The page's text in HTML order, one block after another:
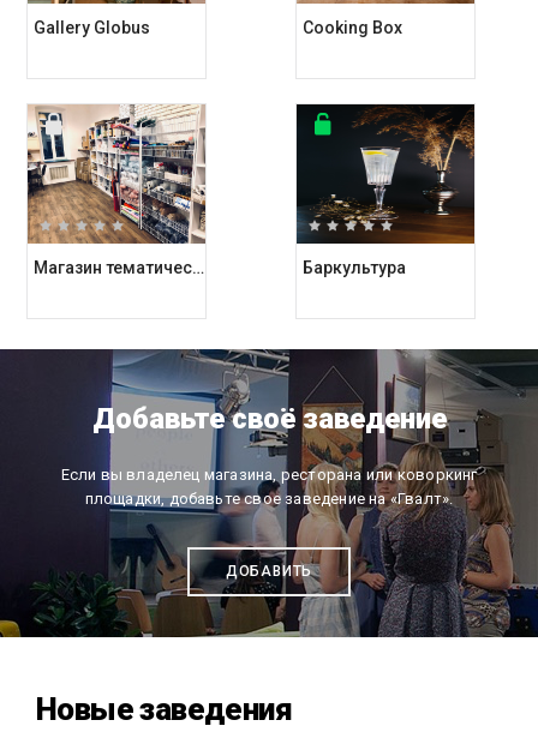
Gallery Globus Cooking Box
Магазин тематических подарков Kashalot Баркультура
Добавьте своё заведение
Если вы владелец магазина, ресторана или коворкинг
площадки, добавьте свое заведение на «Гвалт».
ДОБАВИТЬ
Новые заведения